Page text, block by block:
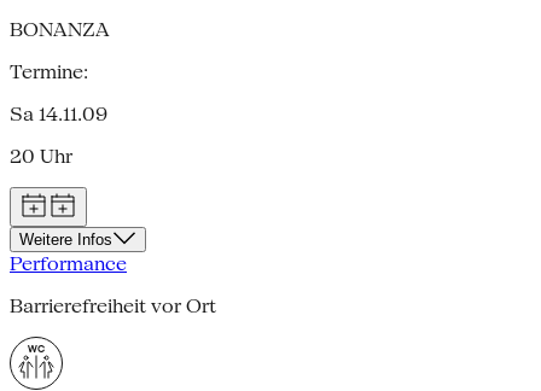
BONANZA
Termine:
Sa 14.11.09
20 Uhr
Weitere Infos
Performance
Barrierefreiheit vor Ort